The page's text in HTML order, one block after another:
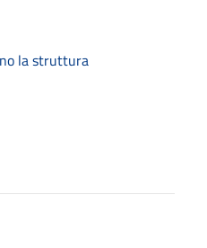
la struttura